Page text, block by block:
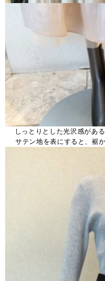
しっとりとした光沢感があ
サテン地を表にすると、裾